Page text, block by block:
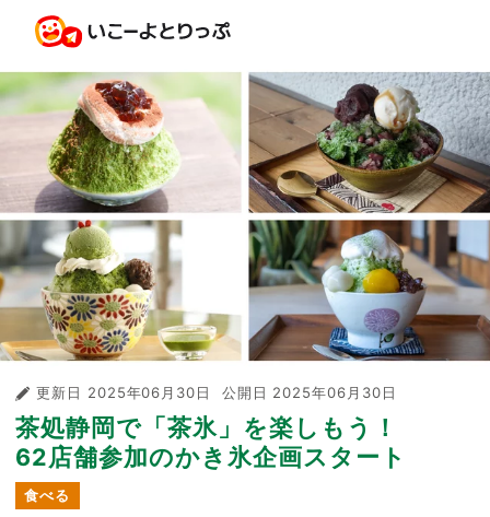
更新日 2025年06月30日 公開日 2025年06月30日
茶処静岡で「茶氷」を楽しもう！
62店舗参加のかき氷企画スタート
食べる